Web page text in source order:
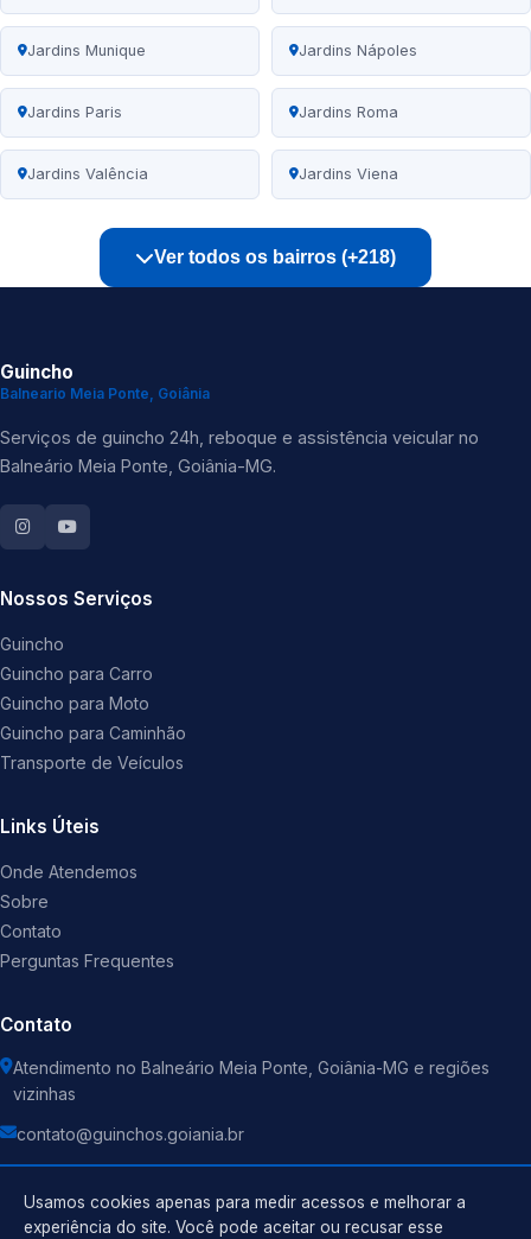
Jardins Munique Jardins Nápoles
Jardins Paris Jardins Roma
Jardins Valência Jardins Viena
Ver todos os bairros (+218)
Guincho
Balneario Meia Ponte, Goiânia
Serviços de guincho 24h, reboque e assistência veicular no
Balneário Meia Ponte, Goiânia-MG.
Nossos Serviços
Guincho
Guincho para Carro
Guincho para Moto
Guincho para Caminhão
Transporte de Veículos
Links Úteis
Onde Atendemos
Sobre
Contato
Perguntas Frequentes
Contato
Atendimento no Balneário Meia Ponte, Goiânia-MG e regiões
vizinhas
contato@guinchos.goiania.br
Usamos cookies apenas para medir acessos e melhorar a
experiência do site. Você pode aceitar ou recusar esse